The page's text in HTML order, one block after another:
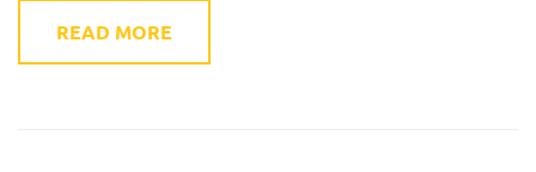
READ MORE